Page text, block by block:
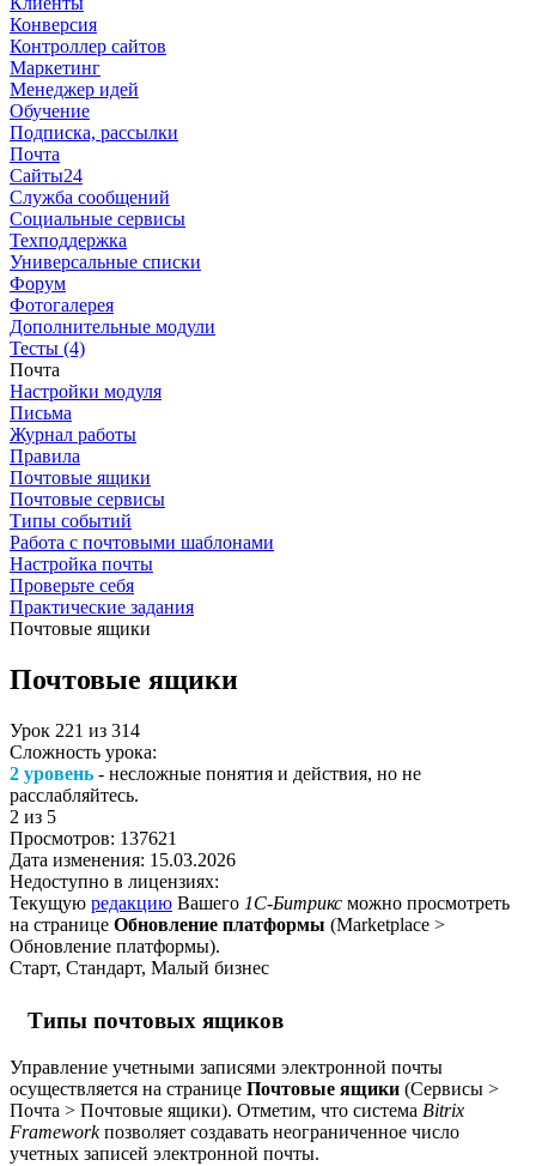
Конверсия
Контроллер сайтов
Маркетинг
Менеджер идей
Обучение
Подписка, рассылки
Почта
Сайты24
Служба сообщений
Социальные сервисы
Техподдержка
Универсальные списки
Форум
Фотогалерея
Дополнительные модули
Тесты (4)
Почта
Настройки модуля
Письма
Журнал работы
Правила
Почтовые ящики
Почтовые сервисы
Типы событий
Работа с почтовыми шаблонами
Настройка почты
Проверьте себя
Практические задания
Почтовые ящики
Почтовые ящики
Урок 221 из 314
Сложность урока:
2 уровень - несложные понятия и действия, но не
расслабляйтесь.
2 из 5
Просмотров: 137621
Дата изменения: 15.03.2026
Недоступно в лицензиях:
Текущую редакцию Вашего 1С-Битрикс можно просмотреть
на странице Обновление платформы (Marketplace >
Обновление платформы).
Старт, Стандарт, Малый бизнес
Типы почтовых ящиков
Управление учетными записями электронной почты
осуществляется на странице Почтовые ящики (Сервисы >
Почта > Почтовые ящики). Отметим, что система Bitrix
Frameworkпозволяет создавать неограниченное число
учетных записей электронной почты.